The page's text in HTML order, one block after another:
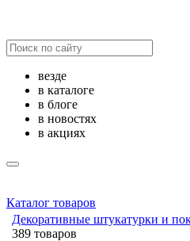
везде
в каталоге
в блоге
в новостях
в акциях
Каталог товаров
Декоративные штукатурки и
389 товаров